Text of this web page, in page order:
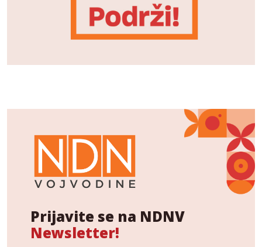
Prijavite se na NDNV
Newsletter!